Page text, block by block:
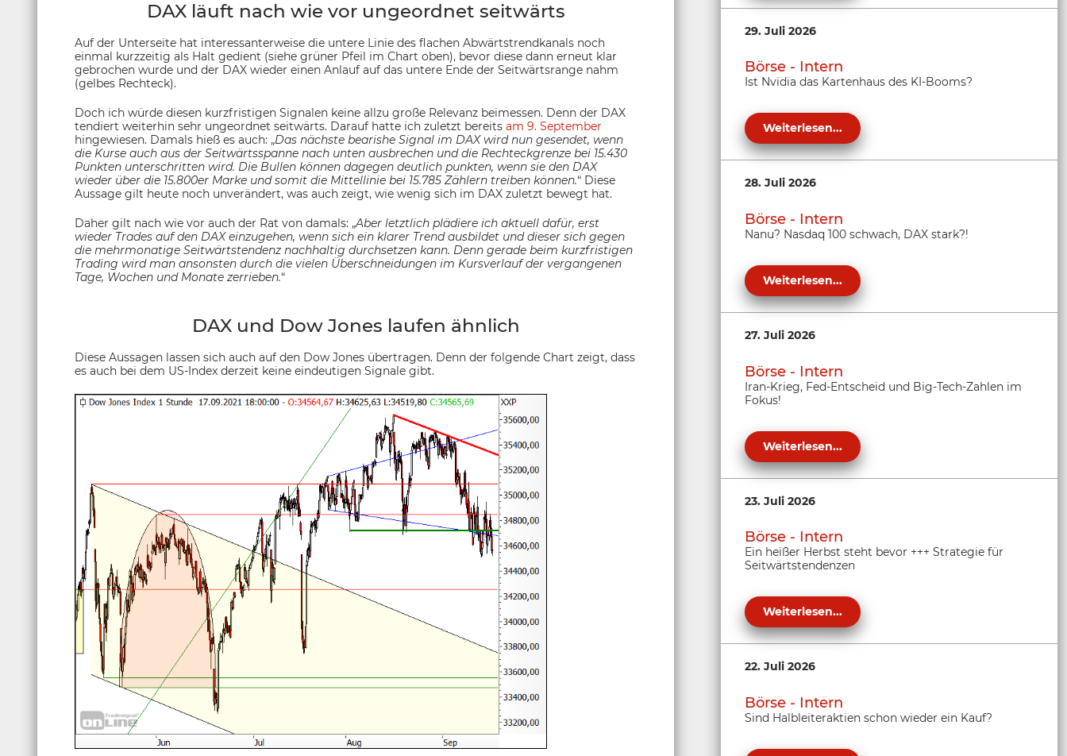
DAX läuft nach wie vor ungeordnet seitwärts
Auf der Unterseite hat interessanterweise die untere Linie des flachen Abwärtstrendkanals noch
einmal kurzzeitig als Halt gedient (siehe grüner Pfeil im Chart oben), bevor diese dann erneut klar
gebrochen wurde und der DAX wieder einen Anlauf auf das untere Ende der Seitwärtsrange nahm
(gelbes Rechteck).
Doch ich würde diesen kurzfristigen Signalen keine allzu große Relevanz beimessen. Denn der DAX
tendiert weiterhin sehr ungeordnet seitwärts. Darauf hatte ich zuletzt bereits am 9. September
hingewiesen. Damals hieß es auch: „Das nächste bearishe Signal im DAX wird nun gesendet, wenn
die Kurse auch aus der Seitwärtsspanne nach unten ausbrechen und die Rechteckgrenze bei 15.430
Punkten unterschritten wird. Die Bullen können dagegen deutlich punkten, wenn sie den DAX
wieder über die 15.800er Marke und somit die Mittellinie bei 15.785 Zählern treiben können.“ Diese
Aussage gilt heute noch unverändert, was auch zeigt, wie wenig sich im DAX zuletzt bewegt hat.
Daher gilt nach wie vor auch der Rat von damals: „Aber letztlich plädiere ich aktuell dafür, erst
wieder Trades auf den DAX einzugehen, wenn sich ein klarer Trend ausbildet und dieser sich gegen
die mehrmonatige Seitwärtstendenz nachhaltig durchsetzen kann. Denn gerade beim kurzfristigen
Trading wird man ansonsten durch die vielen Überschneidungen im Kursverlauf der vergangenen
Tage, Wochen und Monate zerrieben.“
DAX und Dow Jones laufen ähnlich
Diese Aussagen lassen sich auch auf den Dow Jones übertragen. Denn der folgende Chart zeigt, dass
es auch bei dem US-Index derzeit keine eindeutigen Signale gibt.
29. Juli 2026
Börse - Intern
Ist Nvidia das Kartenhaus des KI-Booms?
Weiterlesen...
28. Juli 2026
Börse - Intern
Nanu? Nasdaq 100 schwach, DAX stark?!
Weiterlesen...
27. Juli 2026
Börse - Intern
Iran-Krieg, Fed-Entscheid und Big-Tech-Zahlen im
Fokus!
Weiterlesen...
23. Juli 2026
Börse - Intern
Ein heißer Herbst steht bevor +++ Strategie für
Seitwärtstendenzen
Weiterlesen...
22. Juli 2026
Börse - Intern
Sind Halbleiteraktien schon wieder ein Kauf?